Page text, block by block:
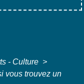
- Culture >
vous trouvez un